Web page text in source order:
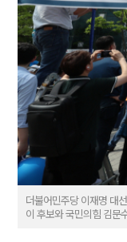
더불어민주당 이재명 대
이 후보와 국민의힘 김문